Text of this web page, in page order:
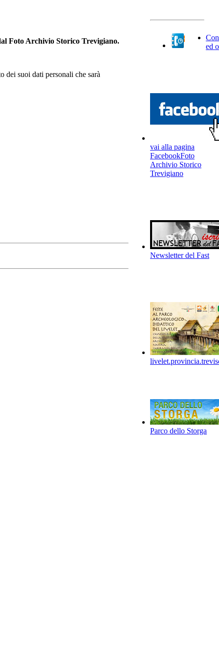
Foto Archivio Storico Trevigiano.
suoi dati personali che sarà
ed
vai alla pagina
FacebookFoto
Archivio Storico
Trevigiano
Newsletter del Fast
Parco dello Storga